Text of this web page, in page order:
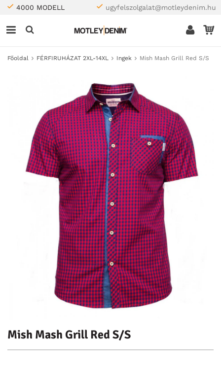
4000 MODELL ugyfelszolgalat@motleydenim.hu
Főoldal FÉRFIRUHÁZAT 2XL-14XL Ingek Mish Mash Grill Red S/S
Mish Mash Grill Red S/S